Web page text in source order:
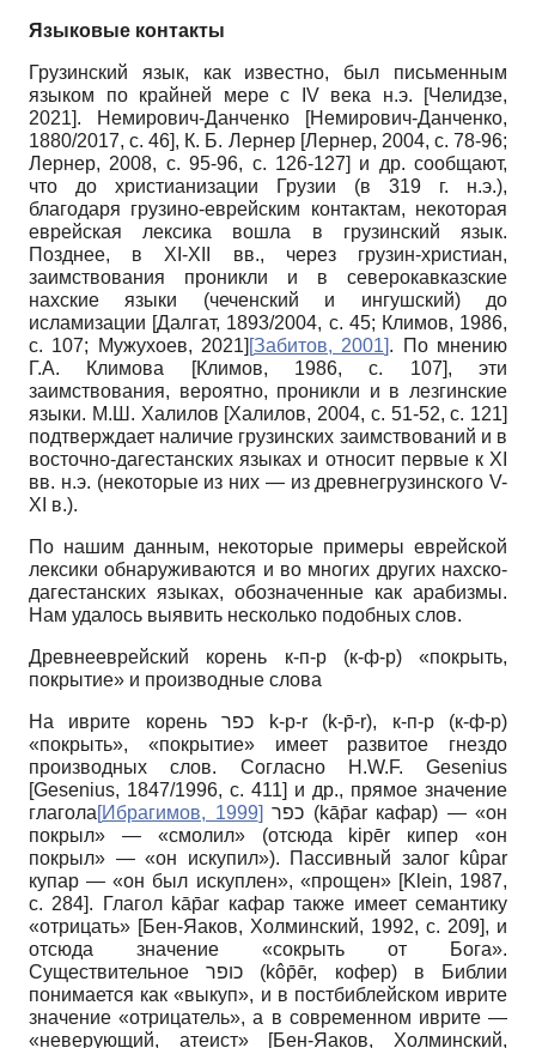
Языковые контакты
Грузинский язык, как известно, был письменным
языком по крайней мере с IV века н.э. [Челидзе,
2021]. Немирович-Данченко [Немирович-Данченко,
1880/2017, с. 46], К. Б. Лернер [Лернер, 2004, с. 78-96;
Лернер, 2008, с. 95-96, с. 126-127] и др. сообщают,
что до христианизации Грузии (в 319 г. н.э.),
благодаря грузино-еврейским контактам, некоторая
еврейская лексика вошла в грузинский язык.
Позднее, в XI-XII вв., через грузин-христиан,
заимствования проникли и в северокавказские
нахские языки (чеченский и ингушский) до
исламизации [Далгат, 1893/2004, с. 45; Климов, 1986,
с. 107; Мужухоев, 2021] [Забитов, 2001]. По мнению
Г.А. Климова [Климов, 1986, с. 107], эти
заимствования, вероятно, проникли и в лезгинские
языки. М.Ш. Халилов [Халилов, 2004, с. 51-52, с. 121]
подтверждает наличие грузинских заимствований и в
восточно-дагестанских языках и относит первые к XI
вв. н.э. (некоторые из них — из древнегрузинского V-
XI в.).
По нашим данным, некоторые примеры еврейской
лексики обнаруживаются и во многих других нахско-
дагестанских языках, обозначенные как арабизмы.
Нам удалось выявить несколько подобных слов.
Древнееврейский корень к-п-р (к-ф-р) «покрыть,
покрытие» и производные слова
На иврите корень כפר k-p-r (k-p̄-r), к-п-р (к-ф-р)
«покрыть», «покрытие» имеет развитое гнездо
производных слов. Согласно H.W.F. Gesenius
[Gesenius, 1847/1996, с. 411] и др., прямое значение
глагола[Ибрагимов, 1999]
покрыл» — «смолил» (отсюда kipēr кипер «он
покрыл» — «он искупил»). Пассивный залог kûpar
купар — «он был искуплен», «прощен» [Klein, 1987,
с. 284]. Глагол kāp̄ar кафар также имеет семантику
«отрицать» [Бен-Яаков, Холминский, 1992, с. 209], и
отсюда значение «сокрыть от Бога».
Существительное כופר (kôp̄ēr, кофер) в Библии
понимается как «выкуп», и в постбиблейском иврите
значение «отрицатель», а в современном иврите —
«неверующий, атеист» [Бен-Яаков, Холминский,